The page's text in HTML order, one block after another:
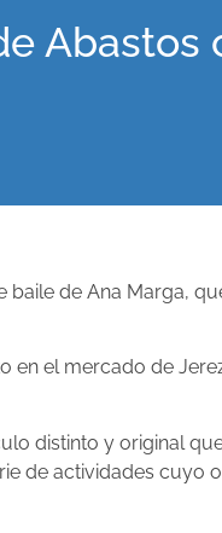
de Ana Marga,
el mercado de
distinto y original
de actividades